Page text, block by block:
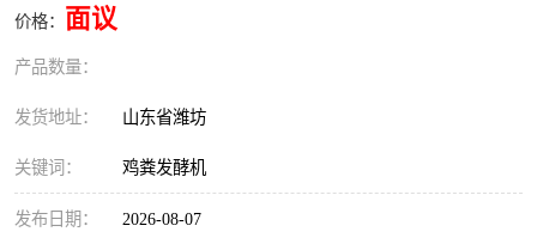
价格： 面议
产品数量：
发货地址： 山东省潍坊
关键词： 鸡粪发酵机
发布日期： 2026-08-07